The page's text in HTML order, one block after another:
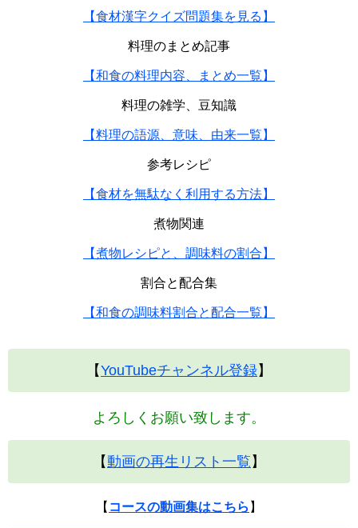
【食材漢字クイズ問題集を見る】
料理のまとめ記事
【和食の料理内容、まとめ一覧】
料理の雑学、豆知識
【料理の語源、意味、由来一覧】
参考レシピ
【食材を無駄なく利用する方法】
煮物関連
【煮物レシピと、調味料の割合】
割合と配合集
【和食の調味料割合と配合一覧】
【YouTubeチャンネル登録】
よろしくお願い致します。
【動画の再生リスト一覧 】
【 コースの動画集はこちら 】